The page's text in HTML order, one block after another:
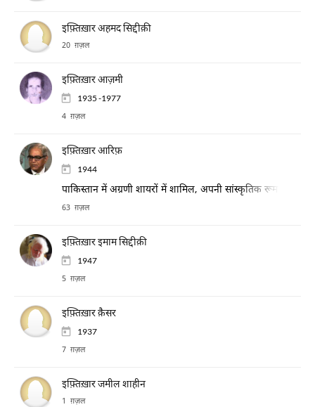
इफ़्तिख़ार अहमद सिद्दीक़ी
20 ग़ज़ल
इफ़्तिख़ार आज़मी
1935 -1977
4 ग़ज़ल
इफ़्तिख़ार आरिफ़
1944
पाकिस्तान में अग्रणी शायरों में शामिल, अपनी सांस्कृतिक रूमानियत के
63 ग़ज़ल
इफ़्तिख़ार इमाम सिद्दीक़ी
1947
5 ग़ज़ल
इफ़्तिख़ार क़ैसर
1937
7 ग़ज़ल
इफ़्तिख़ार जमील शाहीन
1 ग़ज़ल